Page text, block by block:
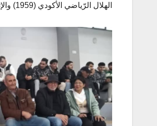
الهلال الرّياضي الأكودي (1959) والإتحاد الرياضي بأكودة حاليا (1988).